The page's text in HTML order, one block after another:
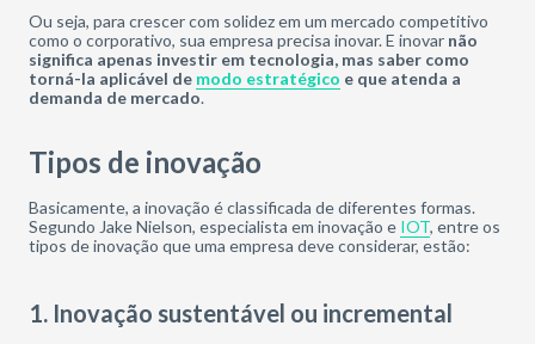
Ou seja, para crescer com solidez em um mercado competitivo
como o corporativo, sua empresa precisa inovar. E inovar não
significa apenas investir em tecnologia, mas saber como
torná-la aplicável de modo estratégico e que atenda a
demanda de mercado.
Tipos de inovação
Basicamente, a inovação é classificada de diferentes formas.
Segundo Jake Nielson, especialista em inovação e IOT, entre os
tipos de inovação que uma empresa deve considerar, estão:
1. Inovação sustentável ou incremental